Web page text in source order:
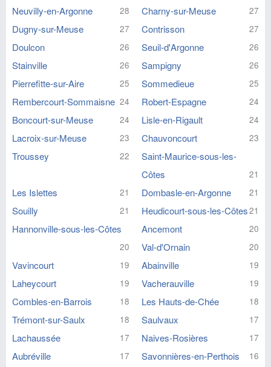
Neuvilly-en-Argonne 28 Charny-sur-Meuse 27
Dugny-sur-Meuse 27 Contrisson 27
Doulcon 26 Seuil-d'Argonne 26
Stainville 26 Sampigny 26
Pierrefitte-sur-Aire 25 Sommedieue 25
Rembercourt-Sommaisne 24 Robert-Espagne 24
Boncourt-sur-Meuse 24 Lisle-en-Rigault 24
Lacroix-sur-Meuse 23 Chauvoncourt 23
Troussey 22
Saint-Maurice-sous-les-
Côtes
21
Les Islettes 21 Dombasle-en-Argonne 21
Souilly 21 Heudicourt-sous-les-Côtes21
Hannonville-sous-les-Côtes
20
Ancemont 20
Val-d'Ornain 20
Vavincourt 19 Abainville 19
Laheycourt 19 Vacherauville 19
Combles-en-Barrois 18 Les Hauts-de-Chée 18
Trémont-sur-Saulx 18 Saulvaux 17
Lachaussée 17 Naives-Rosières 17
Aubréville 17 Savonnières-en-Perthois 16